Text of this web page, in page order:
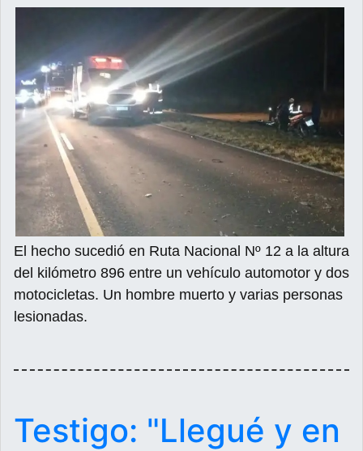
El hecho sucedió en Ruta Nacional Nº 12 a la altura
del kilómetro 896 entre un vehículo automotor y dos
motocicletas. Un hombre muerto y varias personas
lesionadas.
Testigo: "Llegué y en